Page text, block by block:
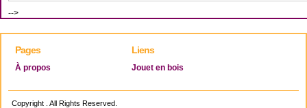
-->
Pages
À propos
Liens
Jouet en bois
Copyright . All Rights Reserved.